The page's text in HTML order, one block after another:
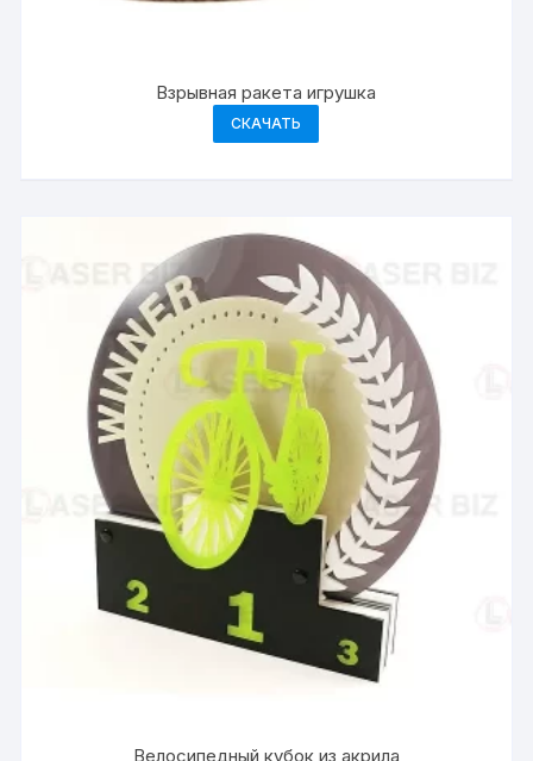
Взрывная ракета игрушка
СКАЧАТЬ
Велосипедный кубок из акрила